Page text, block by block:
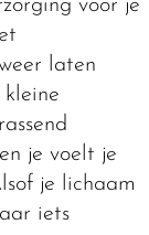
voor je
laten
je voelt je
je lichaam
iets